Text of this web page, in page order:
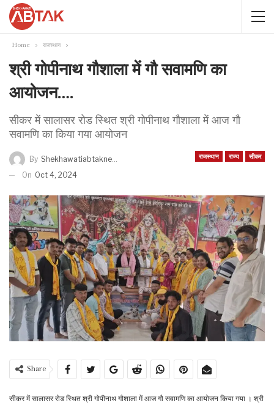
Home राजस्थान
श्री गोपीनाथ गौशाला में गौ सवामणि का
आयोजन….
सीकर में सालासर रोड स्थित श्री गोपीनाथ गौशाला में आज गौ
सवामणि का किया गया आयोजन
राजस्थान राज्य सीकर
By Shekhawatiabtaknews
On Oct 4, 2024
Share
सीकर में सालासर रोड स्थित श्री गोपीनाथ गौशाला में आज गौ सवामणि का आयोजन किया गया । श्री